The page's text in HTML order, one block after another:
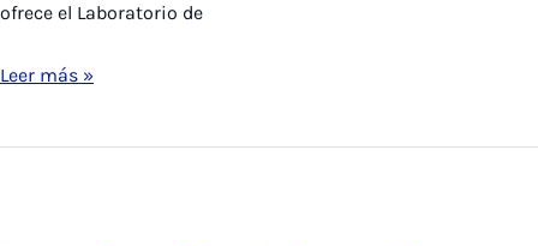
ofrece el Laboratorio de
Académico
Lab
Leer más »